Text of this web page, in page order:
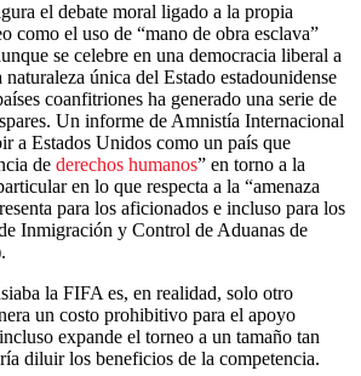
el debate moral ligado a la propia
como el uso de “mano de obra esclava”
se celebre en una democracia liberal a
única del Estado estadounidense
coanfitriones ha generado una serie de
Un informe de Amnistía Internacional
a Estados Unidos como un país que
de derechos humanos” en torno a la
en lo que respecta a la “amenaza
para los aficionados e incluso para los
Inmigración y Control de Aduanas de
la FIFA es, en realidad, solo otro
un costo prohibitivo para el apoyo
expande el torneo a un tamaño tan
diluir los beneficios de la competencia.